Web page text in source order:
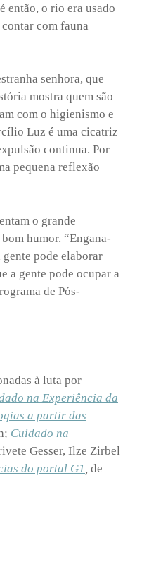
então, o rio era usado
com fauna
senhora, que
mostra quem são
com o higienismo e
Luz é uma cicatriz
continua. Por
pequena reflexão
o grande
humor. “Engana-
pode elaborar
a gente pode ocupar a
de Pós-
à luta por
na Experiência da
a partir das
Cuidado na
Gesser, Ilze Zirbel
do portal G1, de